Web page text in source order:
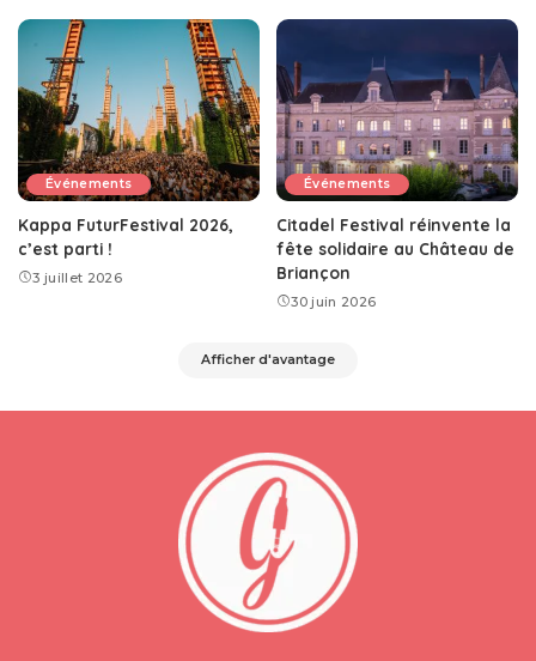
Événements
Kappa FuturFestival 2026,
c’est parti !
3 juillet 2026
Événements
Citadel Festival réinvente la
fête solidaire au Château de
Briançon
30 juin 2026
Afficher d'avantage